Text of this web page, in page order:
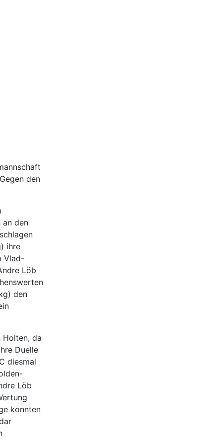
den
an den
ihre
Vlad-
Löb
den
da
Duelle
diesmal
Löb
konnten